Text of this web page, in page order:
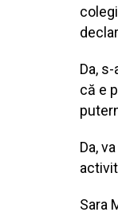
Da,
că e
Da,
Sara